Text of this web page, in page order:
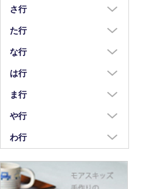
苧野直樹
安達和治
荒川真吾
荒賀文成
有馬和博
iiDA Woodturning
蠣崎マコト
葛西国太郎
葛西義信
河上智美
川合孝知
川辺忠
川村宏樹
さ行
坂本達哉
佐川岳彦
佐々木暢子
重田良古
島田まるみ
志村睦彦
た行
高島慎一
高木剛
瀧田操
田中あい
田中佐和子
な行
中荒江道子
中尾万作
中川紀夫
中町いずみ
中村一也
中村幸一郎
は行
橋村大作
長谷川由香
畑中篤
花岡隆
花田オリジナル
ま行
前田麻美
正木春蔵
松浦コータロー
や行
八木橋昇
山口硝子
わ行
ワダコーヘー